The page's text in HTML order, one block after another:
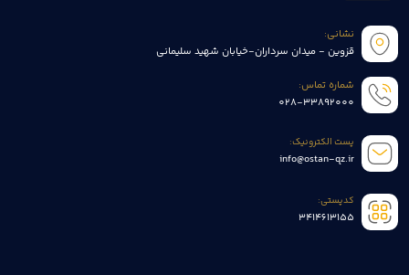
نشانی:
قزوین - میدان سرداران-خیابان شهید سلیمانی
شماره تماس:
028-33892000
پست الکترونیک:
info@ostan-qz.ir
کدپستی:
3414613155